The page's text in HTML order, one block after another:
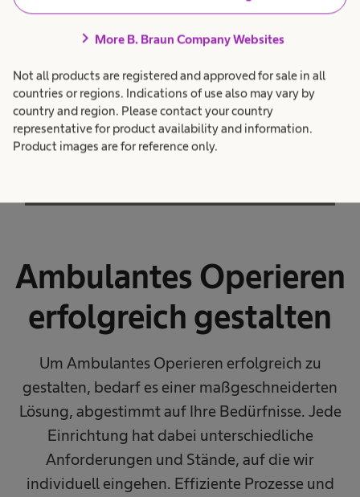
chevron_right More B. Braun Company Websites
Not all products are registered and approved for sale in all
countries or regions. Indications of use also may vary by
country and region. Please contact your country
representative for product availability and information.
Product images are for reference only.
Proktologie und Ärztliche Wundtherapie
Ambulantes Operieren
erfolgreich gestalten
Um Ambulantes Operieren erfolgreich zu
gestalten, bedarf es einer maßgeschneiderten
Lösung, abgestimmt auf Ihre Bedürfnisse. Jede
Einrichtung hat dabei unterschiedliche
Anforderungen und Stände, auf die wir
individuell eingehen. Effiziente Prozesse und